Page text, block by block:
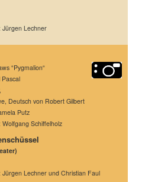
Jürgen Lechner
Lady
“Pygmalion“
Deutsch von Robert Gilbert
Putz
Schiffelholz
Lechner und Christian Faul